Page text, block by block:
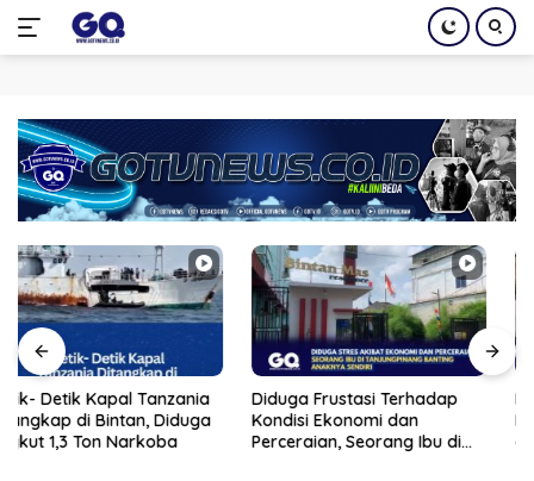
konten
Diduga Frustasi Terhadap
Kondisi Ekonomi dan
Perceraian, Seorang Ibu di
Detik-Detik Polisi Bekuk
Pasutri Lansia Edarkan Sabu
di Bintan